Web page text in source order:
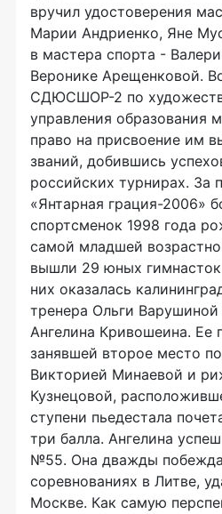
вручил удостоверения
Марии Андриенко, Яне
в мастера спорта -
Веронике Арещенковой.
СДЮСШОР-2 по
управления образования
право на присвоение им
званий, добившись
российских турнирах. За
«Янтарная грация-2006»
спортсменок 1998 года
самой младшей
вышли 29 юных
них оказалась
тренера Ольги Варушиной
Ангелина Кривошеина. Ее
занявшей второе место
Викторией Минаевой и
Кузнецовой,
ступени пьедестала
три балла. Ангелина
№55. Она дважды
соревнованиях в Литве,
Москве. Как самую